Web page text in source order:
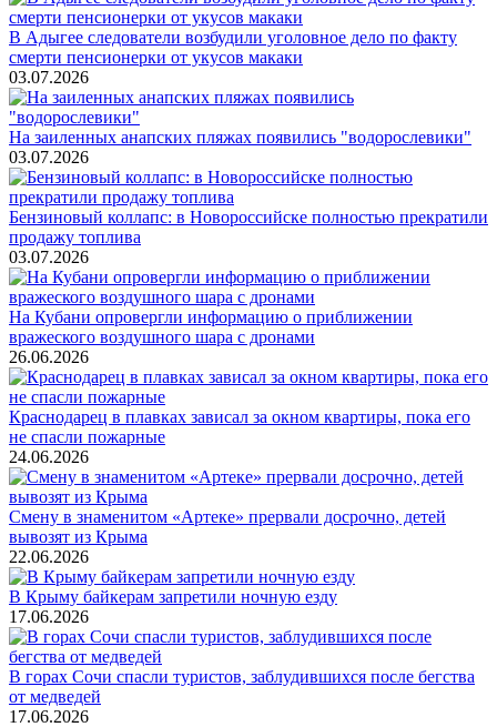
В Адыгее следователи возбудили уголовное дело по факту
смерти пенсионерки от укусов макаки
03.07.2026
На заиленных анапских пляжах появились "водорослевики"
03.07.2026
Бензиновый коллапс: в Новороссийске полностью прекратили
продажу топлива
03.07.2026
На Кубани опровергли информацию о приближении
вражеского воздушного шара с дронами
26.06.2026
Краснодарец в плавках зависал за окном квартиры, пока его
не спасли пожарные
24.06.2026
Смену в знаменитом «Артеке» прервали досрочно, детей
вывозят из Крыма
22.06.2026
В Крыму байкерам запретили ночную езду
17.06.2026
В горах Сочи спасли туристов, заблудившихся после бегства
от медведей
17.06.2026